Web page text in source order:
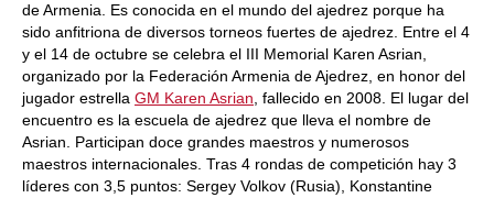
de Armenia. Es conocida en el mundo del ajedrez porque ha
sido anfitriona de diversos torneos fuertes de ajedrez. Entre el 4
y el 14 de octubre se celebra el III Memorial Karen Asrian,
organizado por la Federación Armenia de Ajedrez, en honor del
jugador estrella GM Karen Asrian , fallecido en 2008. El lugar del
encuentro es la escuela de ajedrez que lleva el nombre de
Asrian. Participan doce grandes maestros y numerosos
maestros internacionales. Tras 4 rondas de competición hay 3
líderes con 3,5 puntos: Sergey Volkov (Rusia), Konstantine